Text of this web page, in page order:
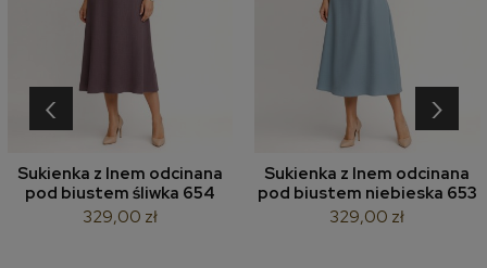
Sukienka z lnem odcinana
pod biustem śliwka 654
329,00 zł
Sukienka z lnem odcinana
pod biustem niebieska 653
329,00 zł
‹ ›